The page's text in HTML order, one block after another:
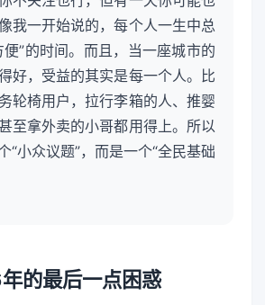
我一开始说的，每个人一生中总
便”的时间。而且，当一座城市的
好，受益的其实是每一个人。比
轮椅用户，拉行李箱的人、推婴
至拿外卖的小哥都用得上。所以
“小众议题”，而是一个“全民基础
的最后一点困惑